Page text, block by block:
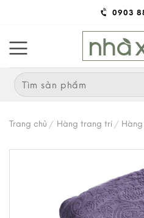
content
0903
Search
for:
Trang chủ / Hàng trang trí /